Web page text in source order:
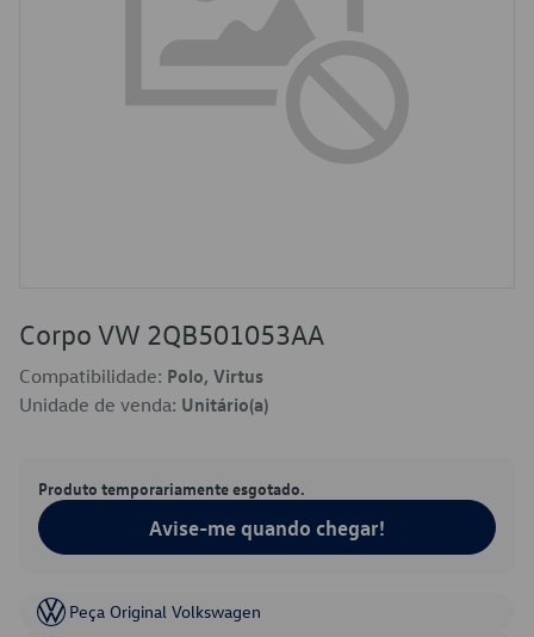
Corpo VW 2QB501053AA
Compatibilidade: Polo, Virtus
Unidade de venda: Unitário(a)
Produto temporariamente esgotado.
Avise-me quando chegar!
Peça Original Volkswagen